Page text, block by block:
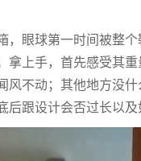
，眼球第一时间被整
拿上手，首先感受其
风不动；其他地方没
后跟设计会否过长以及